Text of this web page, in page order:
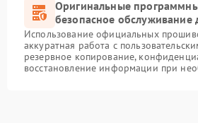
Оригинальные
безопасное обслуживание
Использование официальных
аккуратная работа с
резервное копирование,
восстановление информации при